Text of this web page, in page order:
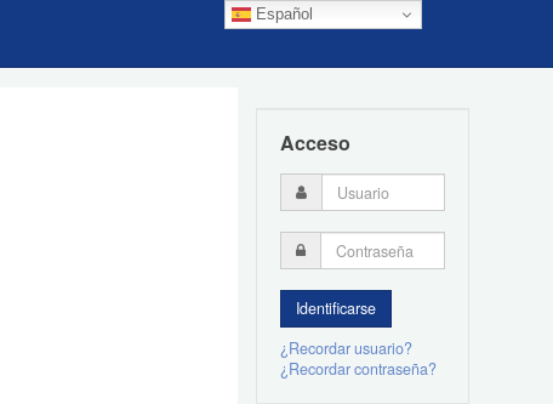
Español
Acceso
¿Recordar usuario?
¿Recordar contraseña?